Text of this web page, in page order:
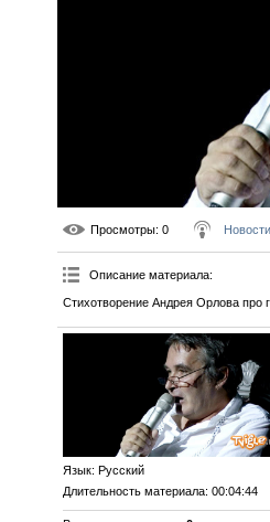
Просмотры: 0
Описание материала:
Стихотворение Андрея Орлова про
Язык: Русский
Длительность материала: 00:04:44